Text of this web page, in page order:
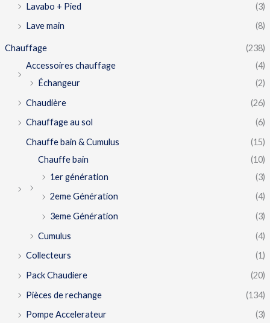
Lavabo + Pied
(3)
Lave main
(8)
Chauffage
(238)
Accessoires chauffage
(4)
Échangeur
(2)
Chaudière
(26)
Chauffage au sol
(6)
Chauffe bain & Cumulus
(15)
Chauffe bain
(10)
1er génération
(3)
2eme Génération
(4)
3eme Génération
(3)
Cumulus
(4)
Collecteurs
(1)
Pack Chaudiere
(20)
Pièces de rechange
(134)
Pompe Accelerateur
(3)